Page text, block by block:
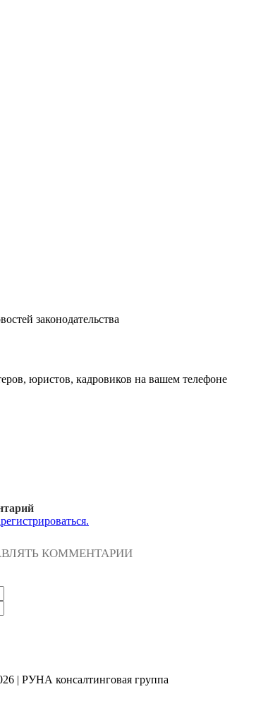
законодательства
юристов, кадровиков на вашем телефоне
КОММЕНТАРИИ
| РУНА консалтинговая группа